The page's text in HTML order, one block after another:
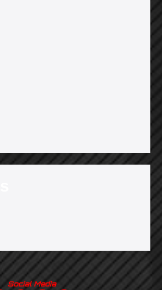
Social Media